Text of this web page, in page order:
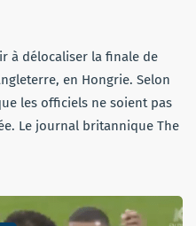
à délocaliser la finale de
en Hongrie. Selon
les officiels ne soient pas
Le journal britannique The